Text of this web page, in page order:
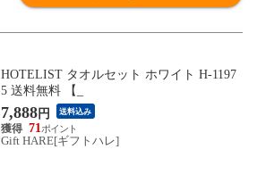
HOTELIST タオルセット ホワイト H-1197
5 送料無料 【_
7,888円 送料込み
71
Gift HARE[ギフトハレ]